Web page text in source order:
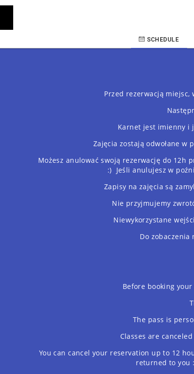
SCHEDULE
Przed rezerwacją
Karnet jest imienny i
Zajęcia zostają odwołane w
Możesz anulować swoją rezerwację do 12h
:) Jeśli anulujesz w
Zapisy na zajęcia są
Nie przyjmujemy
Niewykorzystane
Do zobaczenia
Before booking
The pass is
Classes are
You can cancel your reservation up to 12
returned to you